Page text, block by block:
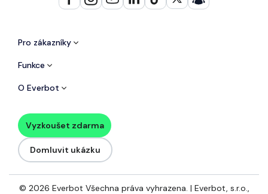
Pro zákazníky
Funkce
O Everbot
Vyzkoušet zdarma
Domluvit ukázku
© 2026 Everbot Všechna práva vyhrazena. | Everbot, s.r.o.,